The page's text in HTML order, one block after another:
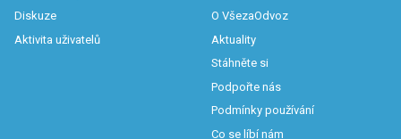
Diskuze
Aktivita uživatelů
O VšezaOdvoz
Aktuality
Stáhněte si
Podpořte nás
Podmínky používání
Co se líbí nám